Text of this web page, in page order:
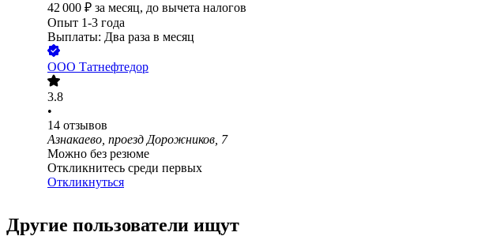
42 000 ₽ за месяц, до вычета налогов
Опыт 1-3 года
Выплаты: Два раза в месяц
ООО Татнефтедор
3.8
•
14 отзывов
Азнакаево, проезд Дорожников, 7
Можно без резюме
Откликнитесь среди первых
Откликнуться
Другие пользователи ищут